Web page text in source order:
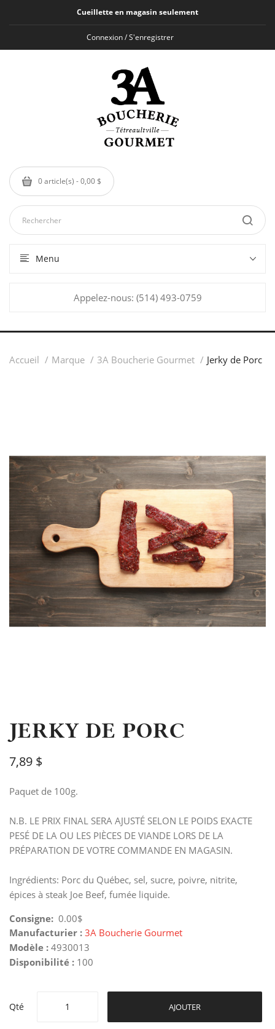
Cueillette en magasin seulement
Connexion / S'enregistrer
0 article(s) - 0,00 $
Menu
Appelez-nous: (514) 493-0759
Accueil Marque 3A Boucherie Gourmet Jerky de Porc
JERKY DE PORC
7,89 $
Paquet de 100g.
N.B. LE PRIX FINAL SERA AJUSTÉ SELON LE POIDS EXACTE
PESÉ DE LA OU LES PIÈCES DE VIANDE LORS DE LA
PRÉPARATION DE VOTRE COMMANDE EN MAGASIN.
Ingrédients: Porc du Québec, sel, sucre, poivre, nitrite,
épices à steak Joe Beef, fumée liquide.
Consigne: 0.00$
Manufacturier : 3A Boucherie Gourmet
Modèle : 4930013
Disponibilité : 100
Qté AJOUTER